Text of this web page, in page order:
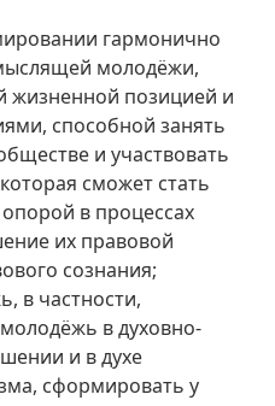
гармонично
молодёжи,
жизненной позицией и
способной занять
и участвовать
сможет стать
в процессах
их правовой
сознания;
в частности,
в духовно-
и в духе
сформировать у